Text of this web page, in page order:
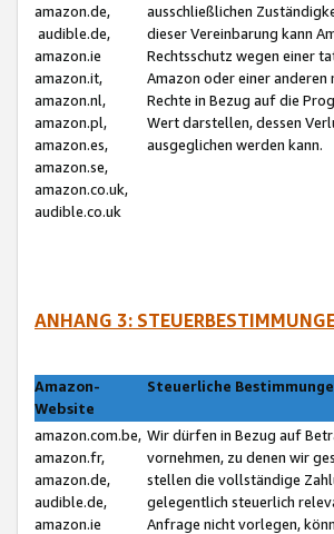
amazon.de,
audible.de,
amazon.ie
amazon.it,
amazon.nl,
amazon.pl,
amazon.es,
amazon.se,
amazon.co.uk,
audible.co.uk
ausschließlichen
dieser Vereinbarung kann
Rechtsschutz wegen einer
Amazon oder einer anderen
Rechte in Bezug auf die
Wert darstellen, dessen
ausgeglichen werden kann.
ANHANG 3:
Amazon-
Website
Steuerliche
amazon.com.be,
amazon.fr,
amazon.de,
audible.de,
amazon.ie
Wir dürfen in Bezug auf
vornehmen, zu denen wir
stellen die vollständige
gelegentlich steuerlich
Anfrage nicht vorlegen,